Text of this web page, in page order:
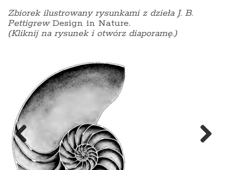
Zbiorek ilustrowany rysunkami z dzieła J. B.
Pettigrew Design in Nature.
(Kliknij na rysunek i otwórz diaporamę.)
Previous